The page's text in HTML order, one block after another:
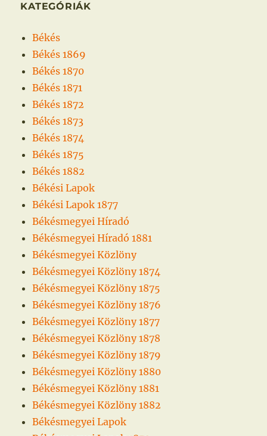
KATEGÓRIÁK
Békés
Békés 1869
Békés 1870
Békés 1871
Békés 1872
Békés 1873
Békés 1874
Békés 1875
Békés 1882
Békési Lapok
Békési Lapok 1877
Békésmegyei Híradó
Békésmegyei Híradó 1881
Békésmegyei Közlöny
Békésmegyei Közlöny 1874
Békésmegyei Közlöny 1875
Békésmegyei Közlöny 1876
Békésmegyei Közlöny 1877
Békésmegyei Közlöny 1878
Békésmegyei Közlöny 1879
Békésmegyei Közlöny 1880
Békésmegyei Közlöny 1881
Békésmegyei Közlöny 1882
Békésmegyei Lapok